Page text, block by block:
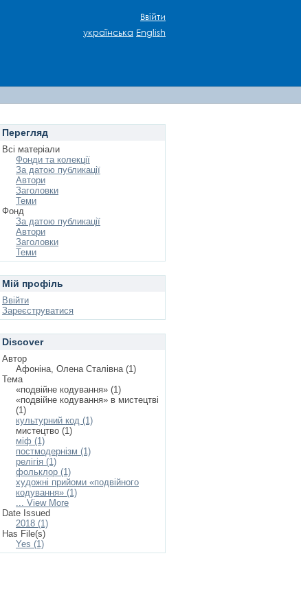
Ввійти
українська English
Перегляд
Всі матеріали
Фонди та колекції
За датою публикації
Автори
Заголовки
Теми
Фонд
За датою публикації
Автори
Заголовки
Теми
Мій профіль
Ввійти
Зареєструватися
Discover
Автор
Афоніна, Олена Сталівна (1)
Тема
«подвійне кодування» (1)
«подвійне кодування» в мистецтві
(1)
культурний код (1)
мистецтво (1)
міф (1)
постмодернізм (1)
релігія (1)
фольклор (1)
художні прийоми «подвійного
кодування» (1)
... View More
Date Issued
2018 (1)
Has File(s)
Yes (1)